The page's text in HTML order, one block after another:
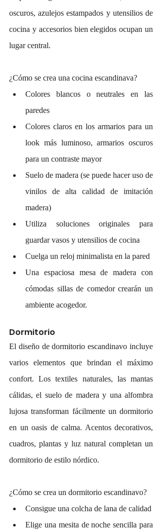
oscuros, azulejos estampados y utensilios de
cocina y accesorios bien elegidos ocupan un
lugar central.
¿Cómo se crea una cocina escandinava?
Colores blancos o neutrales en las
paredes
Colores claros en los armarios para un
look más luminoso, armarios oscuros
para un contraste mayor
Suelo de madera (se puede hacer uso de
vinilos de alta calidad de imitación
madera)
Utiliza soluciones originales para
guardar vasos y utensilios de cocina
Cuelga un reloj minimalista en la pared
Una espaciosa mesa de madera con
cómodas sillas de comedor crearán un
ambiente acogedor.
Dormitorio
El diseño de dormitorio escandinavo incluye
varios elementos que brindan el máximo
confort. Los textiles naturales, las mantas
cálidas, el suelo de madera y una alfombra
lujosa transforman fácilmente un dormitorio
en un oasis de calma. Acentos decorativos,
cuadros, plantas y luz natural completan un
dormitorio de estilo nórdico.
¿Cómo se crea un dormitorio escandinavo?
Consigue una colcha de lana de calidad
Elige una mesita de noche sencilla para